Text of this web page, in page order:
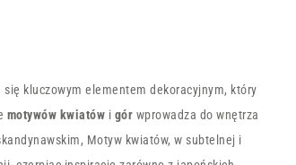
kluczowym elementem dekoracyjnym, który
motywów kwiatów i gór wprowadza do wnętrza
Motyw kwiatów, w subtelnej i